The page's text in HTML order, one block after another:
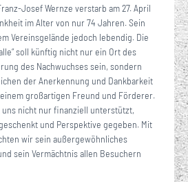
Josef Wernze verstarb am 27. April
im Alter von nur 74 Jahren. Sein
Vereinsgelände jedoch lebendig. Die
soll künftig nicht nur ein Ort des
des Nachwuchses sein, sondern
der Anerkennung und Dankbarkeit
großartigen Freund und Förderer.
uns nicht nur finanziell unterstützt,
und Perspektive gegeben. Mit
wir sein außergewöhnliches
sein Vermächtnis allen Besuchern